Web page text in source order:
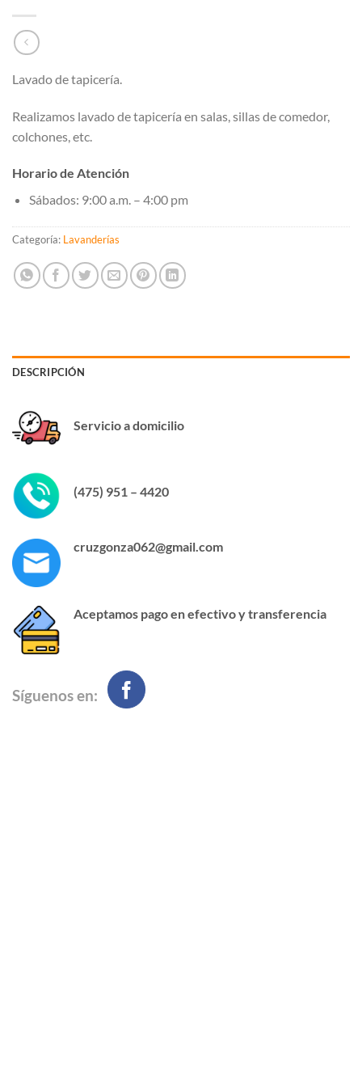
Lavado de tapicería.
Realizamos lavado de tapicería en salas, sillas de comedor,
colchones, etc.
Horario de Atención
Sábados: 9:00 a.m. – 4:00 pm
Categoría: Lavanderías
DESCRIPCIÓN
Servicio a domicilio
(475) 951 – 4420
cruzgonza062@gmail.com
Aceptamos pago en efectivo y transferencia
Síguenos en: